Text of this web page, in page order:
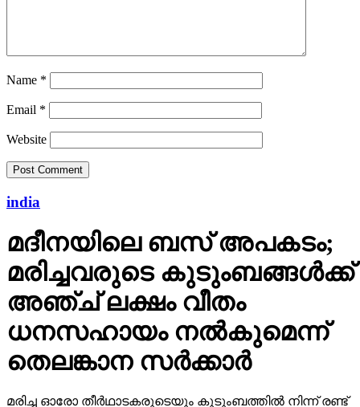
Name *
Email *
Website
india
മദീനയിലെ ബസ് അപകടം;
മരിച്ചവരുടെ കുടുംബങ്ങള്‍ക്ക്
അഞ്ച് ലക്ഷം വീതം
ധനസഹായം നല്‍കുമെന്ന്
തെലങ്കാന സര്‍ക്കാര്‍
മരിച്ച ഓരോ തീര്‍ഥാടകരുടെയും കുടുംബത്തില്‍ നിന്ന് രണ്ട്